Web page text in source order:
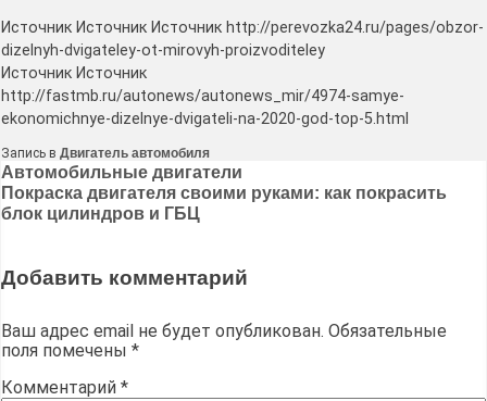
Источник Источник Источник http://perevozka24.ru/pages/obzor-
dizelnyh-dvigateley-ot-mirovyh-proizvoditeley
Источник Источник
http://fastmb.ru/autonews/autonews_mir/4974-samye-
ekonomichnye-dizelnye-dvigateli-na-2020-god-top-5.html
Запись в Двигатель автомобиля
Навигация
по
Автомобильные двигатели
Покраска двигателя своими руками: как покрасить
блок цилиндров и ГБЦ
Добавить комментарий
Ваш адрес email не будет опубликован. Обязательные
поля помечены *
Комментарий *